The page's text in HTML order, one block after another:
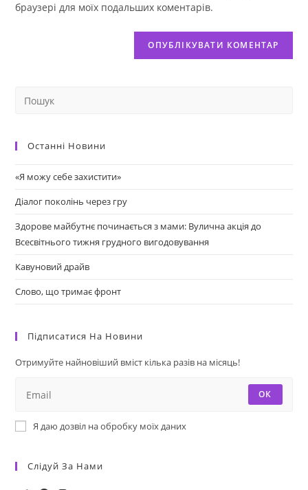
браузері для моїх подальших коментарів.
Останні Новини
«Я можу себе захистити»
Діалог поколінь через гру
Здорове майбутнє починається з мами: Вулична акція до
Всесвітнього тижня грудного вигодовування
Кавуновий драйв
Слово, що тримає фронт
Підписатися На Новини
Отримуйте найновіший вміст кілька разів на місяць!
ОК
Я даю дозвіл на обробку моїх даних
Слідуй За Нами